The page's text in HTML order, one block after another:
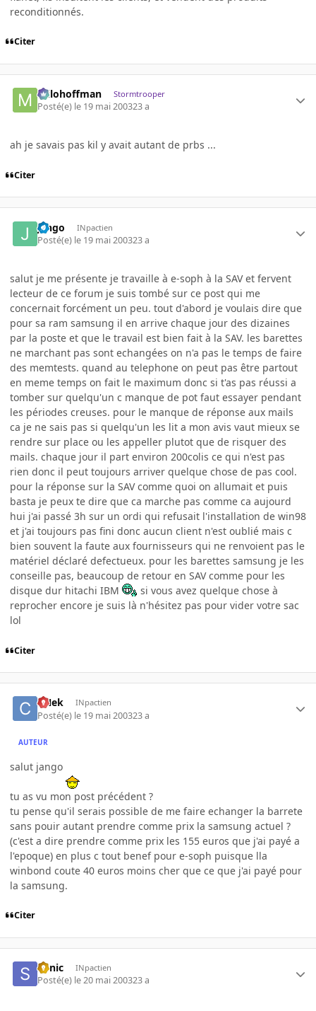
reconditionnés.
Citer
milohoffman Stormtrooper
Posté(e) le 19 mai 200323 a
ah je savais pas kil y avait autant de prbs ...
Citer
jango INpactien
Posté(e) le 19 mai 200323 a
salut je me présente je travaille à e-soph à la SAV et fervent
lecteur de ce forum je suis tombé sur ce post qui me
concernait forcément un peu. tout d'abord je voulais dire que
pour sa ram samsung il en arrive chaque jour des dizaines
par la poste et que le travail est bien fait à la SAV. les barettes
ne marchant pas sont echangées on n'a pas le temps de faire
des memtests. quand au telephone on peut pas être partout
en meme temps on fait le maximum donc si t'as pas réussi a
tomber sur quelqu'un c manque de pot faut essayer pendant
les périodes creuses. pour le manque de réponse aux mails
ca je ne sais pas si quelqu'un les lit a mon avis vaut mieux se
rendre sur place ou les appeller plutot que de risquer des
mails. chaque jour il part environ 200colis ce qui n'est pas
rien donc il peut toujours arriver quelque chose de pas cool.
pour la réponse sur la SAV comme quoi on allumait et puis
basta je peux te dire que ca marche pas comme ca aujourd
hui j'ai passé 3h sur un ordi qui refusait l'installation de win98
et j'ai toujours pas fini donc aucun client n'est oublié mais c
bien souvent la faute aux fournisseurs qui ne renvoient pas le
matériel déclaré defectueux. pour les barettes samsung je les
conseille pas, beaucoup de retour en SAV comme pour les
disque dur hitachi IBM
si vous avez quelque chose à
reprocher encore je suis là n'hésitez pas pour vider votre sac
lol
Citer
CNek INpactien
Posté(e) le 19 mai 200323 a
AUTEUR
salut jango
tu as vu mon post précédent ?
tu pense qu'il serais possible de me faire echanger la barrete
sans pouir autant prendre comme prix la samsung actuel ?
(c'est a dire prendre comme prix les 155 euros que j'ai payé a
l'epoque) en plus c tout benef pour e-soph puisque lla
winbond coute 40 euros moins cher que ce que j'ai payé pour
la samsung.
Citer
Sonic INpactien
Posté(e) le 20 mai 200323 a